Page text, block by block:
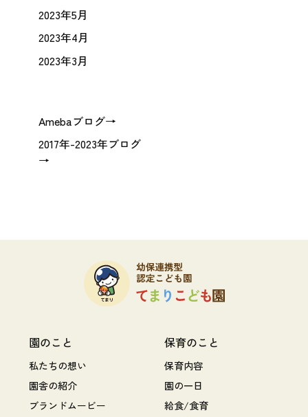
2023年5月
2023年4月
2023年3月
Amebaブログ→
2017年-2023年ブログ
→
園のこと
私たちの想い
園舎の紹介
ブランドムービー
保育のこと
保育内容
園の一日
給食/食育